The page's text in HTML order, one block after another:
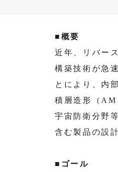
■概要
近年、リバー
構築技術が急
とにより、内
積層造形（
宇宙防衛分野
含む製品の設
■ゴール